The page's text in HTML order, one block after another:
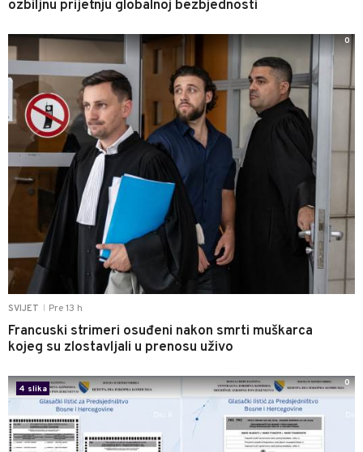
ozbiljnu prijetnju globalnoj bezbjednosti
SVIJET Pre 13 h
Francuski strimeri osuđeni nakon smrti muškarca
kojeg su zlostavljali u prenosu uživo
0
4 slika
0